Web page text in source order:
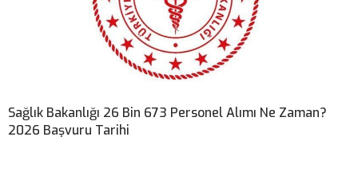
Sağlık Bakanlığı 26 Bin 673 Personel Alımı Ne Zaman?
2026 Başvuru Tarihi